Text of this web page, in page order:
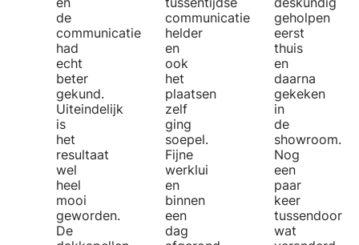
de
communicatie
had
echt
beter
gekund.
Uiteindelijk
is
het
resultaat
wel
heel
mooi
geworden.
De
communicatie
helder
en
ook
het
plaatsen
zelf
ging
soepel.
Fijne
werklui
en
binnen
een
dag
geholpen
eerst
thuis
en
daarna
gekeken
in
de
showroom.
Nog
een
paar
keer
tussendoor
wat